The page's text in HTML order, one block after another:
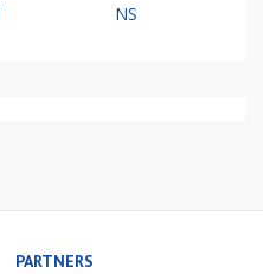
NS
PARTNERS